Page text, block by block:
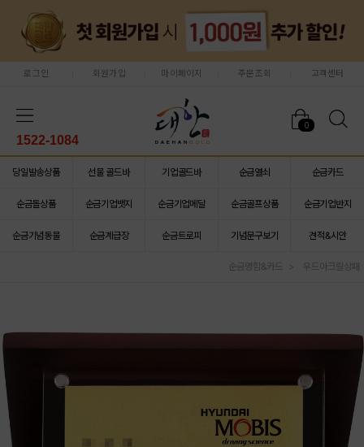
로그인 회원가입 마이페이지 주문조회 고객센터
0
1522-1084
당일발송상품 선물 골드바 기업골드바 순금열쇠 순금카드
순금돌상품 순금기업뱃지 순금기업메달 순금골프상품 순금기업반지
순금기념동물 순금계급장 순금트로피 기념문구보기 견적&시안
순금명함&카드 우드아크릴상패